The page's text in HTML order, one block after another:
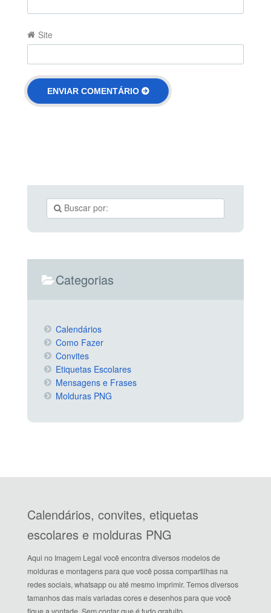
Site
Categorias
Calendários
Como Fazer
Convites
Etiquetas Escolares
Mensagens e Frases
Molduras PNG
Calendários, convites, etiquetas
escolares e molduras PNG
Aqui no Imagem Legal você encontra diversos modelos de
molduras e montagens para que você possa compartilhas na
redes sociais, whatsapp ou até mesmo imprimir. Temos diversos
tamanhos das mais variadas cores e desenhos para que você